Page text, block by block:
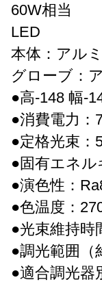
60W相当
LED
本体：アル
グローブ：
●高-148 幅-
●消費電力：
●定格光束：
●固有エネル
●演色性：
●色温度：
●光束維持時
●調光範囲（
●適合調光器